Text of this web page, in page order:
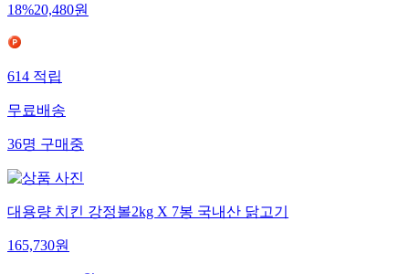
18%20,480원
614적립
무료배송
36명구매중
대용량 치킨 강정볼2kg X 7봉 국내산 닭고기
165,730원